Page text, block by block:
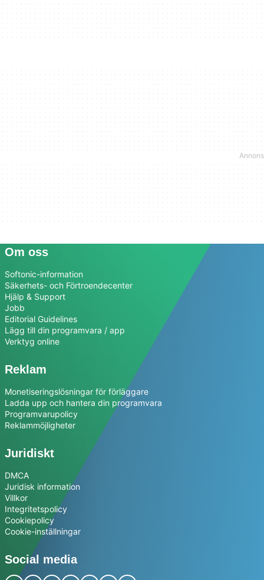
Om oss
Softonic-information
Säkerhets- och Förtroendecenter
Hjälp & Support
Jobb
Editorial Guidelines
Lägg till din programvara / app
Verktyg online
Reklam
Monetiseringslösningar för förläggare
Ladda upp och hantera din programvara
Programvarupolicy
Reklammöjligheter
Juridiskt
DMCA
Juridisk information
Villkor
Integritetspolicy
Cookiepolicy
Cookie-inställningar
Social media